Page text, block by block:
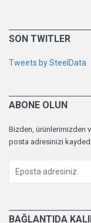
SON TWITLER
Tweets by SteelData
ABONE OLUN
Bizden, ürünlerimizden
posta adresinizi
BAĞLANTIDA